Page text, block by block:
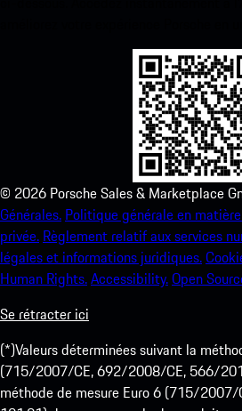
© 2026 Porsche Sales & Marketplace
Générales. Politique générale en
privée. Règlement relatif aux services
légales et informations juridiques.
Human Rights.Accessibility.Open
Se rétracter ici
(*)Valeurs déterminées suivant la
(715/2007/CE, 692/2008/CE, 566/
méthode de mesure Euro 6 (715/